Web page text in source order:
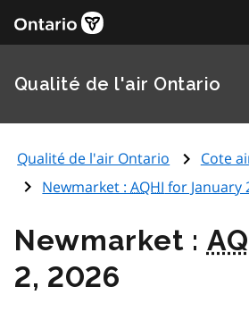
Qualité de l'air Ontario
Qualité de l'air Ontario Cote
Newmarket :AQHI for January
Newmarket :
2, 2026